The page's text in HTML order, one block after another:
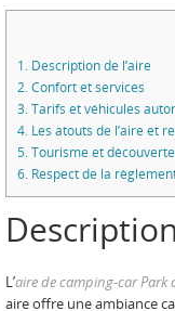
1. Description de l’aire
2.Confort et services
3.Tarifs et véhicules
4. Les atouts de l’aire et
5.Tourisme et
6. Respect de la
L’aire de camping-car Park
aire offre une ambiance